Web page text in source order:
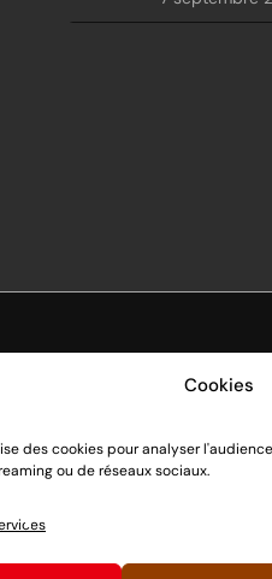
Cookies
des cookies pour analyser
ou de réseaux sociaux.
Switch 1 et 2, sortie le 3
par des dons, découvrez